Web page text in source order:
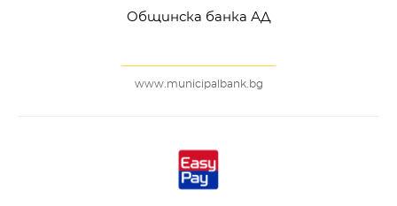
Общинска банка АД
www.municipalbank.bg